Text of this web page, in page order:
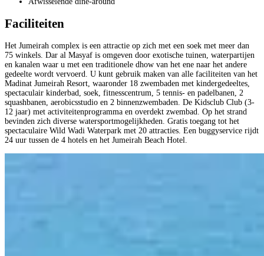
Faciliteiten
Het Jumeirah complex is een attractie op zich met een soek met meer dan
75 winkels. Dar al Masyaf is omgeven door exotische tuinen, waterpartijen
en kanalen waar u met een traditionele dhow van het ene naar het andere
gedeelte wordt vervoerd. U kunt gebruik maken van alle faciliteiten van het
Madinat Jumeirah Resort, waaronder 18 zwembaden met kindergedeeltes,
spectaculair kinderbad, soek, fitnesscentrum, 5 tennis- en padelbanen, 2
squashbanen, aerobicsstudio en 2 binnenzwembaden. De Kidsclub Club (3-
12 jaar) met activiteitenprogramma en overdekt zwembad. Op het strand
bevinden zich diverse watersportmogelijkheden. Gratis toegang tot het
spectaculaire Wild Wadi Waterpark met 20 attracties. Een buggyservice rijdt
24 uur tussen de 4 hotels en het Jumeirah Beach Hotel.